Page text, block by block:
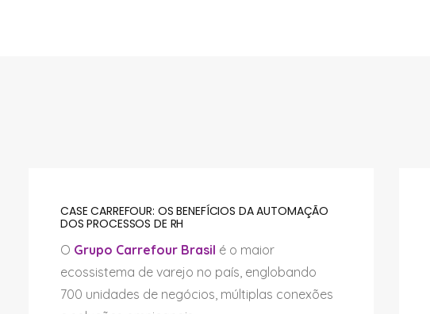
CASE CARREFOUR: OS BENEFÍCIOS DA AUTOMAÇÃO
DOS PROCESSOS DE RH
O Grupo Carrefour Brasil é o maior
ecossistema de varejo no país, englobando
700 unidades de negócios, múltiplas conexões